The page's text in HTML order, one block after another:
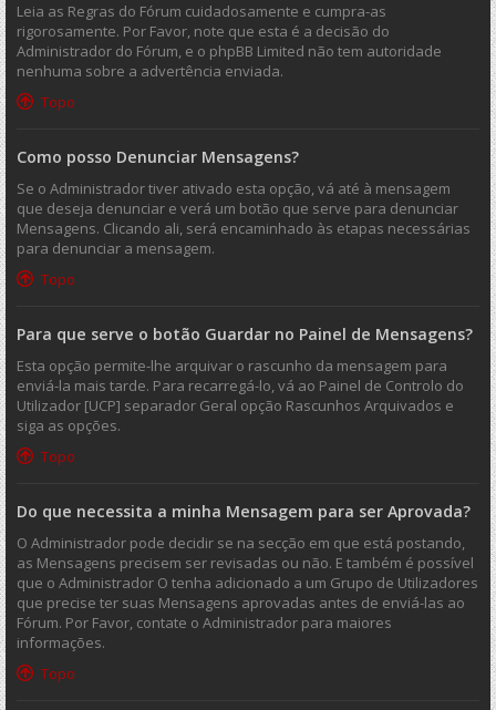
Leia as Regras do Fórum cuidadosamente e cumpra-as
rigorosamente. Por Favor, note que esta é a decisão do
Administrador do Fórum, e o phpBB Limited não tem autoridade
nenhuma sobre a advertência enviada.
Topo
Como posso Denunciar Mensagens?
Se o Administrador tiver ativado esta opção, vá até à mensagem
que deseja denunciar e verá um botão que serve para denunciar
Mensagens. Clicando ali, será encaminhado às etapas necessárias
para denunciar a mensagem.
Topo
Para que serve o botão Guardar no Painel de Mensagens?
Esta opção permite-lhe arquivar o rascunho da mensagem para
enviá-la mais tarde. Para recarregá-lo, vá ao Painel de Controlo do
Utilizador [UCP] separador Geral opção Rascunhos Arquivados e
siga as opções.
Topo
Do que necessita a minha Mensagem para ser Aprovada?
O Administrador pode decidir se na secção em que está postando,
as Mensagens precisem ser revisadas ou não. E também é possível
que o Administrador O tenha adicionado a um Grupo de Utilizadores
que precise ter suas Mensagens aprovadas antes de enviá-las ao
Fórum. Por Favor, contate o Administrador para maiores
informações.
Topo